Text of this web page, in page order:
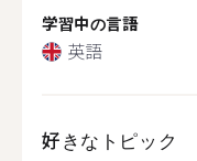
学習中の言語
英語
好きなトピック